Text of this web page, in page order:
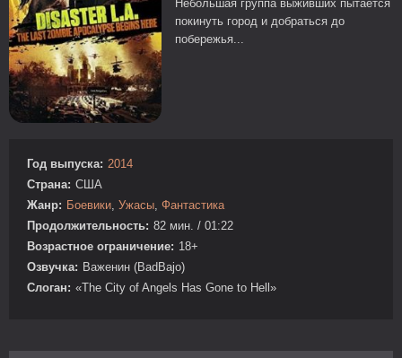
Небольшая группа выживших пытается
покинуть город и добраться до
побережья...
Год выпуска: 2014
Страна: США
Жанр: Боевики Ужасы Фантастика
Продолжительность: 82 мин. / 01:22
Возрастное ограничение: 18+
Озвучка: Важенин (BadBajo)
Слоган: «The City of Angels Has Gone to Hell»